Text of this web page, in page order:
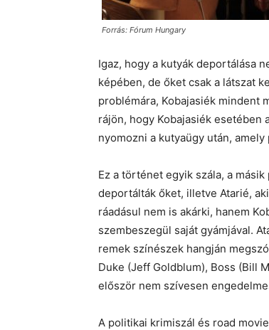
Forrás: Fórum Hungary
Igaz, hogy a kutyák deportálása
képében, de őket csak a látszat
problémára, Kobajasiék mindent
rájön, hogy Kobajasiék
nyomozni a kutyaügy után,
Ez a történet egyik szála, a
deportálták őket, illetve Atarié,
ráadásul nem is akárki, hanem
szembeszegül saját gyámjával.
remek színészek hangján
Duke (Jeff Goldblum), Boss (Bill
először nem szívesen
A politikai krimiszál és road